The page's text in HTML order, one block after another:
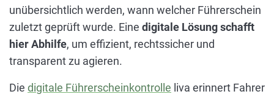
unübersichtlich werden, wann welcher Führerschein
zuletzt geprüft wurde. Eine digitale Lösung schafft
hier Abhilfe, um effizient, rechtssicher und
transparent zu agieren.
Die digitale Führerscheinkontrolle liva erinnert Fahrer